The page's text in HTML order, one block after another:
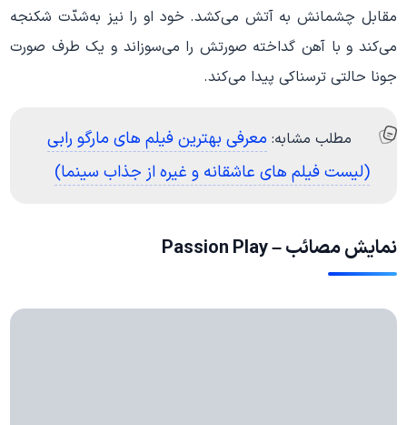
مقابل چشمانش به آتش می‌کشد. خود او را نیز به‌شدّت شکنجه
می‌کند و با آهن گداخته صورتش را می‌سوزاند و یک طرف صورت
جونا حالتی ترسناکی پیدا می‌کند.
مطلب مشابه: معرفی بهترین فیلم های مارگو رابی
(لیست فیلم های عاشقانه و غیره از جذاب سینما)
نمایش مصائب – Passion Play